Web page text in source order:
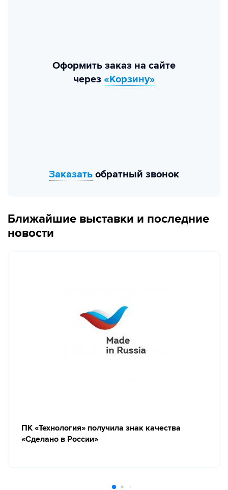
Оформить заказ на сайте
через «Корзину»
Заказать обратный звонок
Ближайшие выставки и последние
новости
ПК «Технология» получила знак качества
«Сделано в России»